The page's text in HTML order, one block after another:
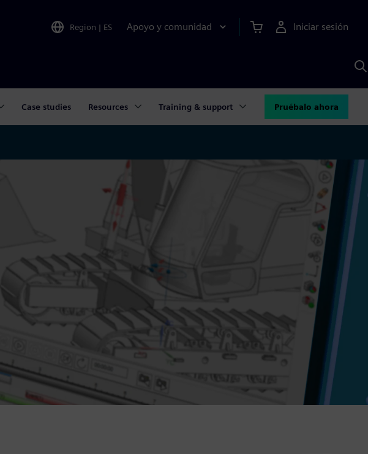
Region | ES Apoyo y comunidad Iniciar sesión
Case studies Resources Training & support Pruébalo ahora